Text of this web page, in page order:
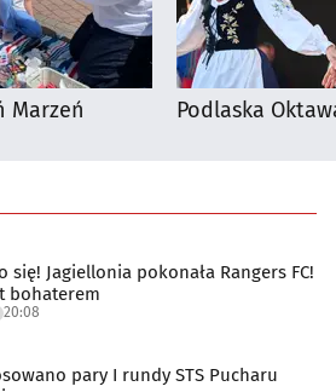
Marzeń Podlaska
się! Jagiellonia pokonała Rangers FC!
bohaterem
20:08
pary I rundy STS Pucharu